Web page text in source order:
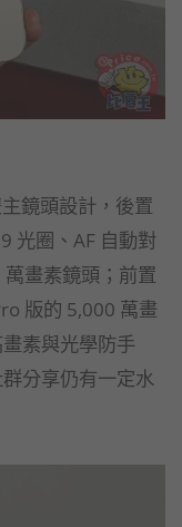
鏡頭設計，後置
光圈、AF 自動對
畫素鏡頭；前置
版的 5,000 萬畫
素與光學防手
分享仍有一定水